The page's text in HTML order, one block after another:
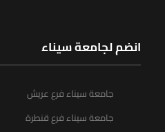
انضم لجامعة سيناء
جامعة سيناء فرع عريش
جامعة سيناء فرع قنطرة